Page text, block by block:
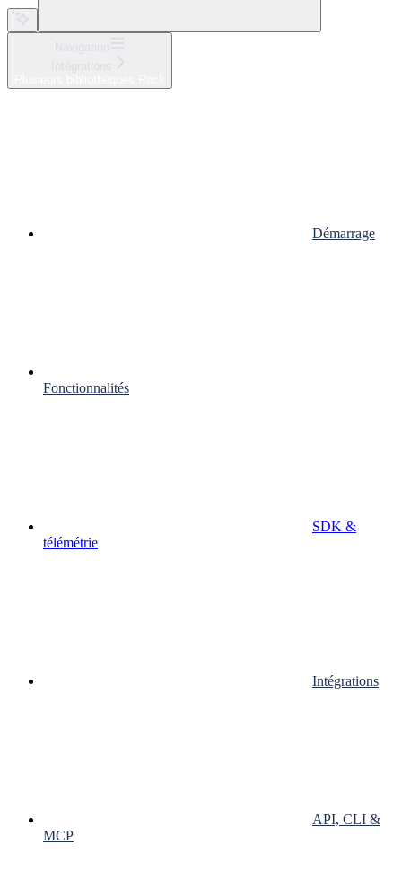
Démarrage
Fonctionnalités
SDK &
télémétrie
Intégrations
API, CLI &
MCP